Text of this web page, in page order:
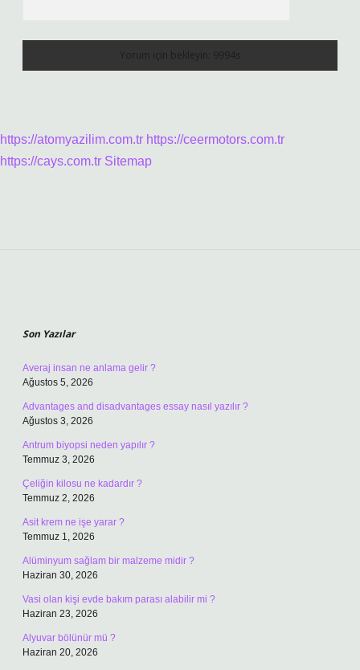
https://atomyazilim.com.tr https://ceermotors.com.tr
https://cays.com.tr Sitemap
Son Yazılar
Averaj insan ne anlama gelir ?
Ağustos 5, 2026
Advantages and disadvantages essay nasıl yazılır ?
Ağustos 3, 2026
Antrum biyopsi neden yapılır ?
Temmuz 3, 2026
Çeliğin kilosu ne kadardır ?
Temmuz 2, 2026
Asit krem ne işe yarar ?
Temmuz 1, 2026
Alüminyum sağlam bir malzeme midir ?
Haziran 30, 2026
Vasi olan kişi evde bakım parası alabilir mi ?
Haziran 23, 2026
Alyuvar bölünür mü ?
Haziran 20, 2026